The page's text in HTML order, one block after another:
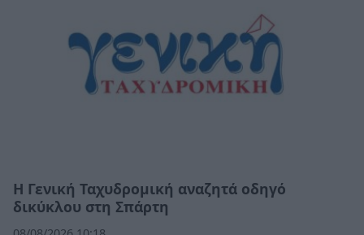
Η Γενική Ταχυδρομική αναζητά οδηγό
δικύκλου στη Σπάρτη